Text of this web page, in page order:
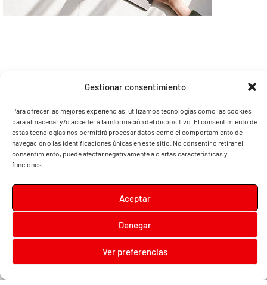
Gestionar consentimiento
Para ofrecer las mejores experiencias, utilizamos tecnologías como las cookies
para almacenar y/o acceder a la información del dispositivo. El consentimiento de
estas tecnologías nos permitirá procesar datos como el comportamiento de
navegación o las identificaciones únicas en este sitio. No consentir o retirar el
consentimiento, puede afectar negativamente a ciertas características y
funciones.
Aceptar
Denegar
Ver preferencias
Diari la Terreta
, un diario digital en el que podrás encontrar noticias de toda la
Comunidad Valenciana, además de noticias de turismo, deportes, fiestas regionales,
festivales y noticias para los más pequeños.